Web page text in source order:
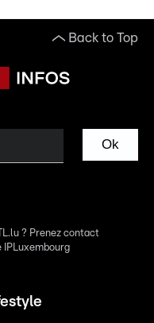
Back to Top
Ok
? Prenez contact